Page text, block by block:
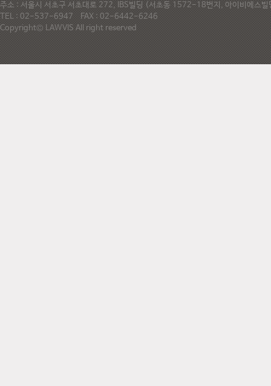
주소 : 서울시 서초구 서초대로 272, IBS빌딩 (서초동 1572-18번지, 아이비에스
TEL : 02-537-6947 FAX : 02-6442-6246
Copyright© LAWVIS All right reserved